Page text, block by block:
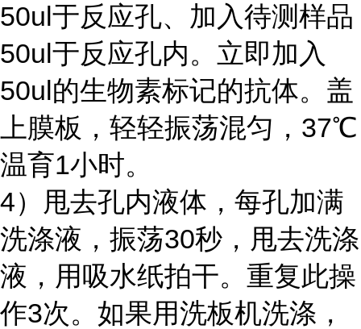
50ul于反应孔、加入待测样品
50ul于反应孔内。立即加入
50ul的生物素标记的抗体。盖
上膜板，轻轻振荡混匀，37℃
温育1小时。
4）甩去孔内液体，每孔加满
洗涤液，振荡30秒，甩去洗涤
液，用吸水纸拍干。重复此操
作3次。如果用洗板机洗涤，